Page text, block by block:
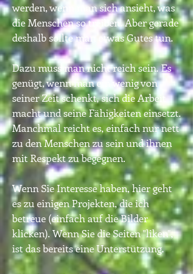
werden, wenn man sich ansieht, was
die Menschen so treiben. Aber gerade
deshalb sollte man etwas Gutes tun.
Dazu muss man nicht reich sein. Es
genügt, wenn man ein wenig von
seiner Zeit schenkt, sich die Arbeit
macht und seine Fähigkeiten einsetzt.
Manchmal reicht es, einfach nur nett
zu den Menschen zu sein und ihnen
mit Respekt zu begegnen.
Wenn Sie Interesse haben, hier geht
es zu einigen Projekten, die ich
betreue (einfach auf die Bilder
klicken). Wenn Sie die Seiten "liken",
ist das bereits eine Unterstützung.